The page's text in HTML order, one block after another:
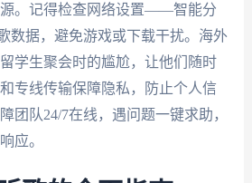
。记得检查网络设置——智能分
数据，避免游戏或下载干扰。海外
学生聚会时的尴尬，让他们随时
专线传输保障隐私，防止个人信
团队24/7在线，遇问题一键求助，
应。